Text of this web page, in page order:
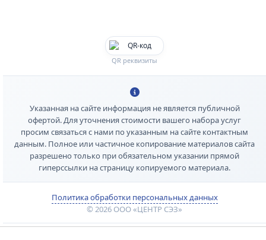
QR реквизиты
Указанная на сайте информация не является публичной
офертой. Для уточнения стоимости вашего набора услуг
просим связаться с нами по указанным на сайте контактным
данным. Полное или частичное копирование материалов сайта
разрешено только при обязательном указании прямой
гиперссылки на страницу копируемого материала.
Политика обработки персональных данных
© 2026 ООО «ЦЕНТР СЭЗ»